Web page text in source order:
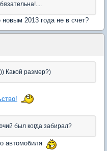
2013 года не в счет?
Какой размер?)
был когда забирал?
автомобиля